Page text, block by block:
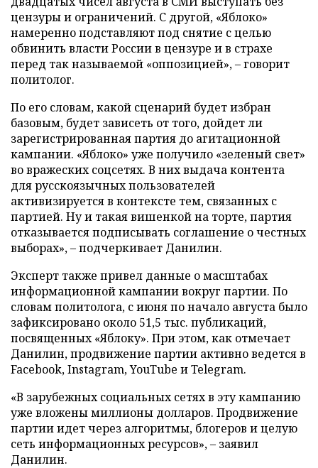
цензуры и ограничений. С другой, «Яблоко»
намеренно подставляют под снятие с целью
обвинить власти России в цензуре и в страхе
перед так называемой «оппозицией», – говорит
политолог.
По его словам, какой сценарий будет избран
базовым, будет зависеть от того, дойдет ли
зарегистрированная партия до агитационной
кампании. «Яблоко» уже получило «зеленый свет»
во вражеских соцсетях. В них выдача контента
для русскоязычных пользователей
активизируется в контексте тем, связанных с
партией. Ну и такая вишенкой на торте, партия
отказывается подписывать соглашение о честных
выборах», – подчеркивает Данилин.
Эксперт также привел данные о масштабах
информационной кампании вокруг партии. По
словам политолога, с июня по начало августа было
зафиксировано около 51,5 тыс. публикаций,
посвященных «Яблоку». При этом, как отмечает
Данилин, продвижение партии активно ведется в
Facebook, Instagram, YouTube и Telegram.
«В зарубежных социальных сетях в эту кампанию
уже вложены миллионы долларов. Продвижение
партии идет через алгоритмы, блогеров и целую
сеть информационных ресурсов», – заявил
Данилин.